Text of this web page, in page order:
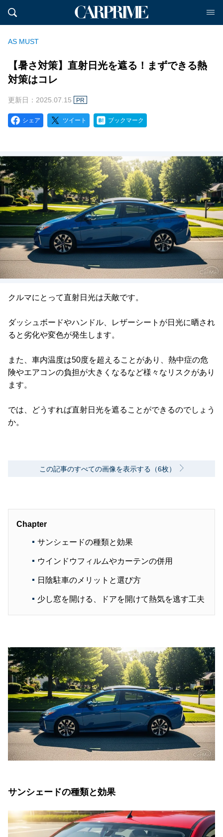
AS MUST
【暑さ対策】直射日光を遮る！まずできる熱
対策はコレ
更新日：2025.07.15 PR
シェア ツイート ブックマーク
クルマにとって直射日光は天敵です。
ダッシュボードやハンドル、レザーシートが日光に晒され
ると劣化や変色が発生します。
また、車内温度は50度を超えることがあり、熱中症の危
険やエアコンの負担が大きくなるなど様々なリスクがあり
ます。
では、どうすれば直射日光を遮ることができるのでしょう
か。
この記事のすべての画像を表示する（6枚）
Chapter
サンシェードの種類と効果
ウインドウフィルムやカーテンの併用
日陰駐車のメリットと選び方
少し窓を開ける、ドアを開けて熱気を逃す工夫
サンシェードの種類と効果